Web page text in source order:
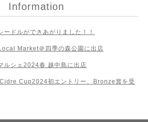
Information
ードルができあがりました！！
Market＠四季の森公園に出店
ルシェ2024春 越中島に出店
Cup2024初エントリー、Bronze賞を受